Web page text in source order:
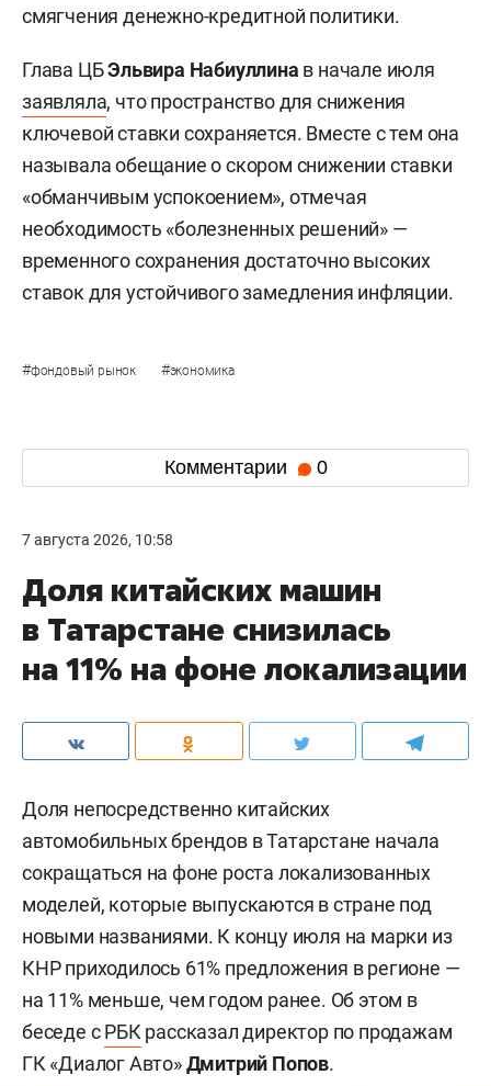
смягчения денежно-кредитной политики.
Глава ЦБЭльвира Набиуллина в начале июля
заявляла, что пространство для снижения
ключевой ставки сохраняется. Вместе с тем она
называла обещание о скором снижении ставки
«обманчивым успокоением», отмечая
необходимость «болезненных решений» —
временного сохранения достаточно высоких
ставок для устойчивого замедления инфляции.
#фондовый рынок #экономика
Комментарии 0
7 августа 2026, 10:58
Доля китайских машин
в Татарстане снизилась
на 11% на фоне локализации
Доля непосредственно китайских
автомобильных брендов в Татарстане начала
сокращаться на фоне роста локализованных
моделей, которые выпускаются в стране под
новыми названиями. К концу июля на марки из
КНР приходилось 61% предложения в регионе —
на 11% меньше, чем годом ранее. Об этом в
беседе сРБК рассказал директор по продажам
ГК «Диалог Авто»Дмитрий Попов.